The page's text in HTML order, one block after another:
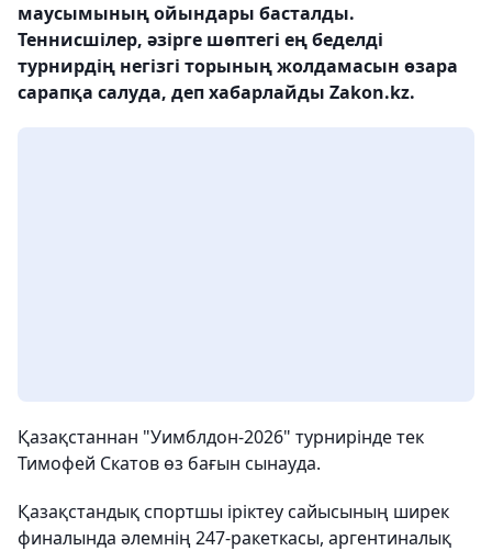
маусымының ойындары басталды.
Теннисшілер, әзірге шөптегі ең беделді
турнирдің негізгі торының жолдамасын өзара
сарапқа салуда, деп хабарлайды Zakon.kz.
Қазақстаннан "Уимблдон-2026" турнирінде тек
Тимофей Скатов өз бағын сынауда.
Қазақстандық спортшы іріктеу сайысының ширек
финалында әлемнің 247-ракеткасы, аргентиналық